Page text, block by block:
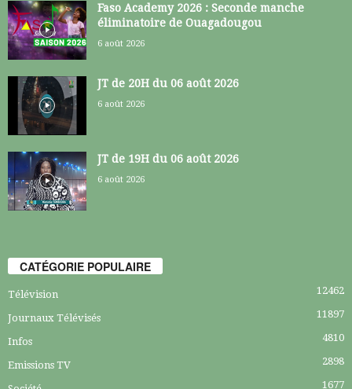
Faso Academy 2026 : Seconde manche
éliminatoire de Ouagadougou
6 août 2026
JT de 20H du 06 août 2026
6 août 2026
JT de 19H du 06 août 2026
6 août 2026
CATÉGORIE POPULAIRE
Télévision 12462
Journaux Télévisés 11897
Infos 4810
Emissions TV 2898
1677